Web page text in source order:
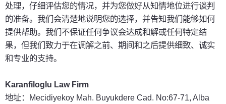
处理，仔细评估您的情况，并为您做好从知情地位进行谈判
的准备。我们会清楚地说明您的选择，并告知我们能够如何
提供帮助。我们不保证任何争议会达成和解或任何特定结
果，但我们致力于在调解之前、期间和之后提供细致、诚实
和专业的支持。
Karanfiloglu Law Firm
地址：Mecidiyekoy Mah. Buyukdere Cad. No:67-71, Alba